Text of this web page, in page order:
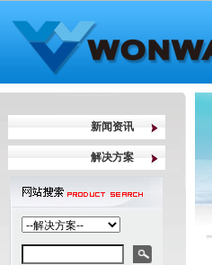
新闻资讯
解决方案